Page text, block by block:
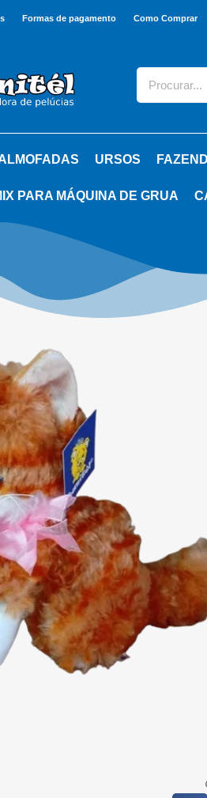
Formas de pagamento Como Comprar
URSOS
PARA MÁQUINA DE GRUA